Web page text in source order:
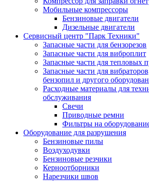
Мобильные компрессоры
Бензиновые двигатели
Дизельные двигатели
Сервисный центр "Парк Техники"
Запасные части для бензорезов
Запасные части для виброплит
Запасные части для тепловых
Запасные части для
бензопил и другого
Расходные материалы для
обслуживания
Свечи
Приводные ремни
Фильтры на
Оборудование для разрушения
Бензиновые пилы
Воздуходувки
Бензиновые резчики
Керноотборники
Нарезчики швов